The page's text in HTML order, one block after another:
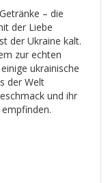
– die
der Liebe
der Ukraine kalt.
zur echten
ukrainische
der Welt
und ihr